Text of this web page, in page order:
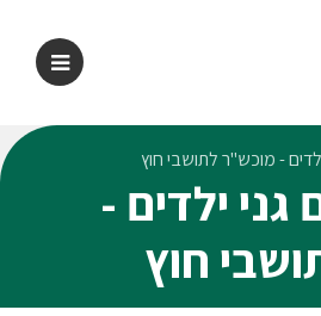
- מוכש"ר לתושבי חוץ
גני ילדים -
חוץ